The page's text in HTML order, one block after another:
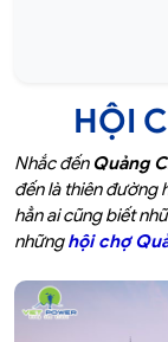
HỘI
Nhắc đếnQuảng
đến là thiên đường
hẳn ai cũng biết
nhữnghội chợ